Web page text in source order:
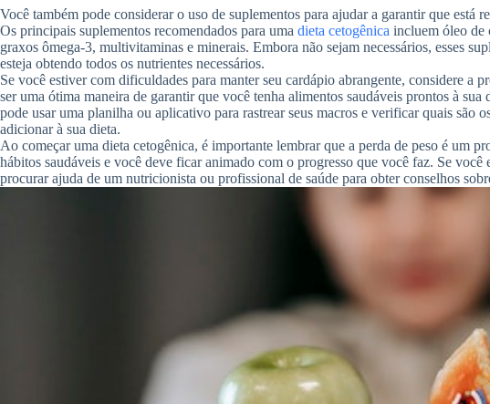
Você também pode considerar o uso de suplementos para ajudar a garantir que está
Os principais suplementos recomendados para uma dieta cetogênica incluem óleo de
graxos ômega-3, multivitaminas e minerais. Embora não sejam necessários, esses
esteja obtendo todos os nutrientes necessários.
Se você estiver com dificuldades para manter seu cardápio abrangente, considere a
ser uma ótima maneira de garantir que você tenha alimentos saudáveis ​​prontos à
pode usar uma planilha ou aplicativo para rastrear seus macros e verificar quais são
adicionar à sua dieta.
Ao começar uma dieta cetogênica, é importante lembrar que a perda de peso é um
hábitos saudáveis ​​e você deve ficar animado com o progresso que você faz. Se você
procurar ajuda de um nutricionista ou profissional de saúde para obter conselhos